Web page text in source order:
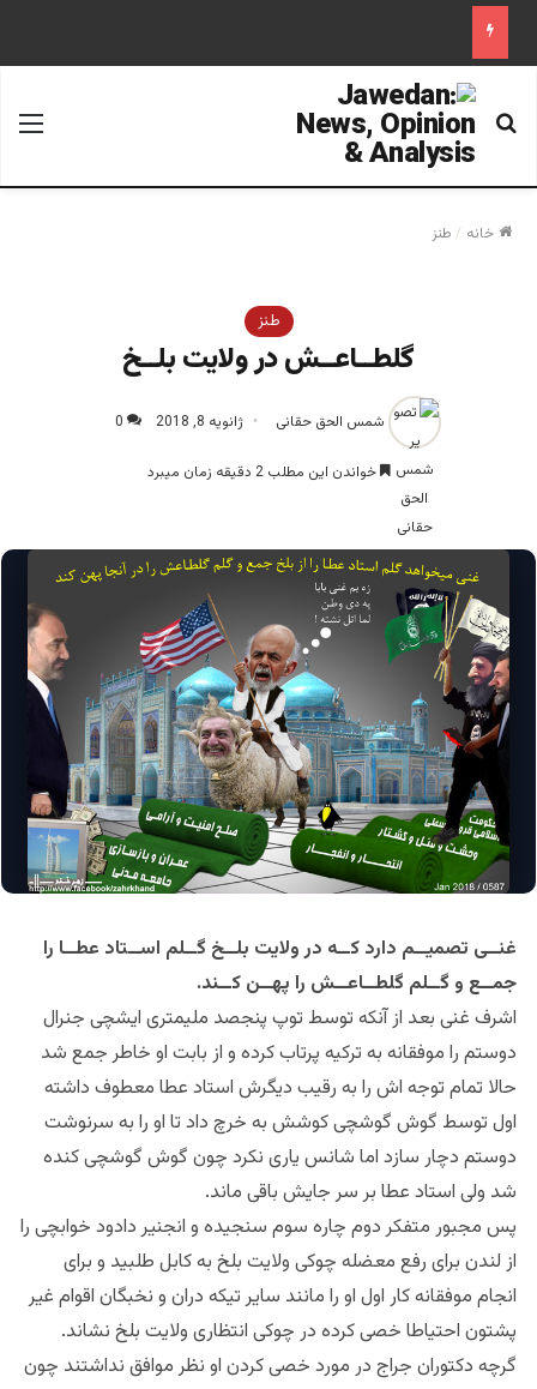
جستجو برای
خانه / طنز
طنز
گلطــاعــش در ولایت بلــخ
شمس الحق حقانی ژانویه 8, 2018 0
خواندن این مطلب 2 دقیقه زمان میبرد
غنــی تصمیــم دارد کــه در ولایت بلــخ گــلم اســتاد عطــا را
جمــع و گــلم گلطــاعــش را پهــن کــند.
اشرف غنی بعد از آنکه توسط توپ پنجصد ملیمتری ایشچی جنرال
دوستم را موفقانه به ترکیه پرتاب کرده و از بابت او خاطر جمع شد
حالا تمام توجه اش را به رقیب دیگرش استاد عطا معطوف داشته
اول توسط گوش گوشچی کوشش به خرچ داد تا او را به سرنوشت
دوستم دچار سازد اما شانس یاری نکرد چون گوش گوشچی کنده
شد ولی استاد عطا بر سر جایش باقی ماند.
پس مجبور متفکر دوم چاره سوم سنجیده و انجنیر دادود خوابچی را
از لندن برای رفع معضله چوکی ولایت بلخ به کابل طلبید و برای
انجام موفقانه کار اول او را مانند سایر تیکه دران و نخبگان اقوام غیر
پشتون احتیاطا خصی کرده در چوکی انتظاری ولایت بلخ نشاند.
گرچه دکتوران جراج در مورد خصی کردن او نظر موافق نداشتند چون